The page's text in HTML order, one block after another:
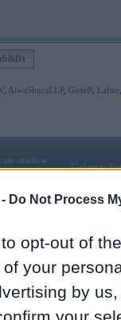
Do Not Process
opt-out of
your
by
AiwaShuraLLP, GirtzB Lafter
nav saistīts ar
Galvena|